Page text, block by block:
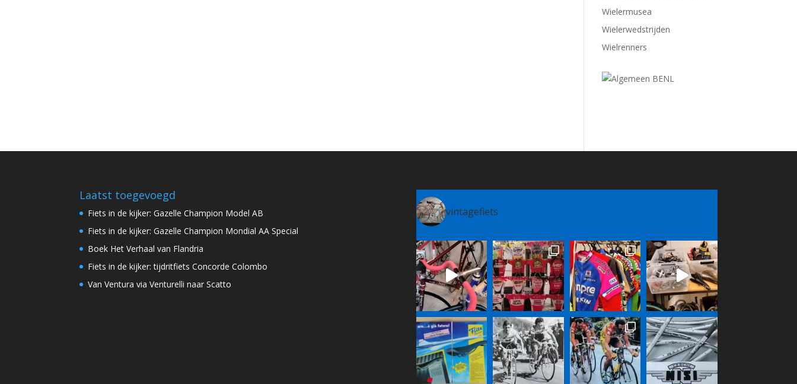
Wielermusea
Wielerwedstrijden
Wielrenners
Laatst toegevoegd
Fiets in de kijker: Gazelle Champion Model AB
Fiets in de kijker: Gazelle Champion Mondial AA Special
Boek Het Verhaal van Flandria
Fiets in de kijker: tijdritfiets Concorde Colombo
Van Ventura via Venturelli naar Scatto
vintagefiets